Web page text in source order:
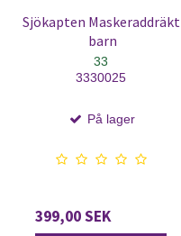
Sjökapten Maskeraddräkt
barn
33
3330025
På lager
399,00 SEK